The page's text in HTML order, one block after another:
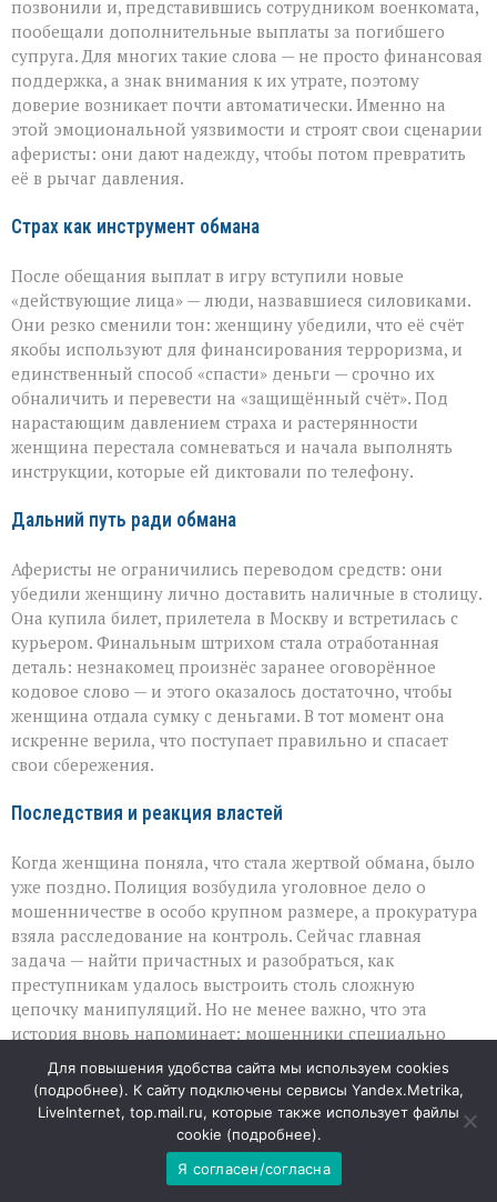
позвонили и, представившись сотрудником военкомата,
пообещали дополнительные выплаты за погибшего
супруга. Для многих такие слова — не просто финансовая
поддержка, а знак внимания к их утрате, поэтому
доверие возникает почти автоматически. Именно на
этой эмоциональной уязвимости и строят свои сценарии
аферисты: они дают надежду, чтобы потом превратить
её в рычаг давления.
Страх как инструмент обмана
После обещания выплат в игру вступили новые
«действующие лица» — люди, назвавшиеся силовиками.
Они резко сменили тон: женщину убедили, что её счёт
якобы используют для финансирования терроризма, и
единственный способ «спасти» деньги — срочно их
обналичить и перевести на «защищённый счёт». Под
нарастающим давлением страха и растерянности
женщина перестала сомневаться и начала выполнять
инструкции, которые ей диктовали по телефону.
Дальний путь ради обмана
Аферисты не ограничились переводом средств: они
убедили женщину лично доставить наличные в столицу.
Она купила билет, прилетела в Москву и встретилась с
курьером. Финальным штрихом стала отработанная
деталь: незнакомец произнёс заранее оговорённое
кодовое слово — и этого оказалось достаточно, чтобы
женщина отдала сумку с деньгами. В тот момент она
искренне верила, что поступает правильно и спасает
свои сбережения.
Последствия и реакция властей
Когда женщина поняла, что стала жертвой обмана, было
уже поздно. Полиция возбудила уголовное дело о
мошенничестве в особо крупном размере, а прокуратура
взяла расследование на контроль. Сейчас главная
задача — найти причастных и разобраться, как
преступникам удалось выстроить столь сложную
цепочку манипуляций. Но не менее важно, что эта
история вновь напоминает: мошенники специально
выбирают темы, которые вызывают сильные эмоции — от
радости до паники, — и используют их, чтобы лишить
человека способности критически оценивать
Почему такие схемы срабатывают
Для повышения удобства сайта мы используем cookies
(подробнее). К сайту подключены сервисы Yandex.Metrika,
LiveInternet, top.mail.ru, которые также использует файлы
cookie (подробнее).
Я согласен/согласна